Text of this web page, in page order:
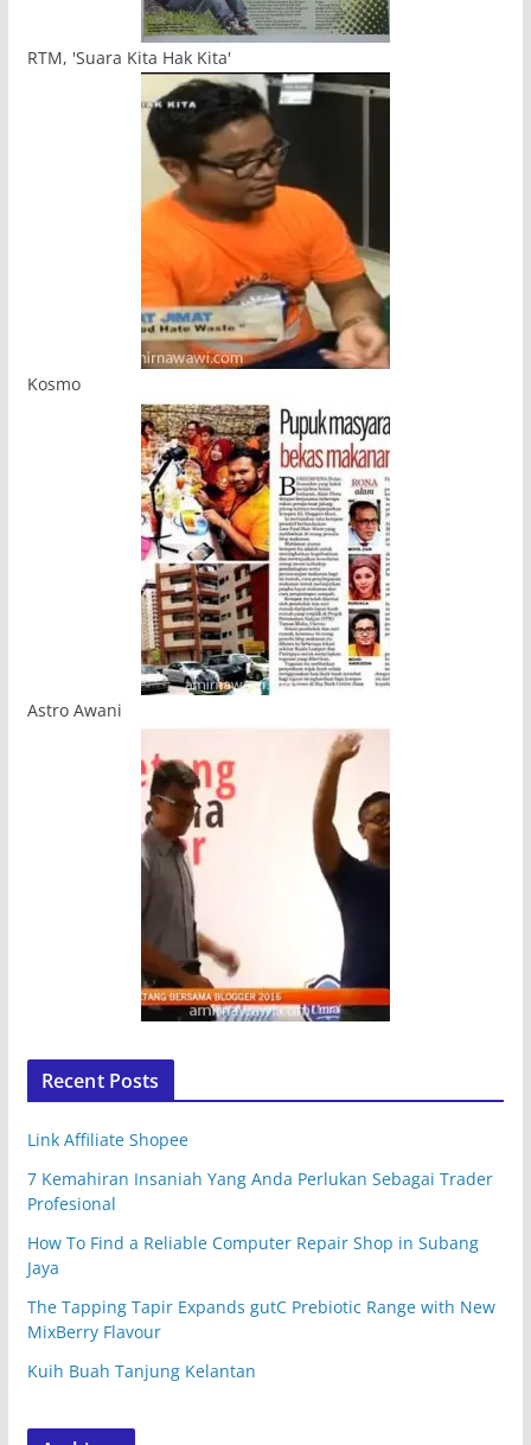
RTM, 'Suara Kita Hak Kita'
Kosmo
Astro Awani
Recent Posts
Link Affiliate Shopee
7 Kemahiran Insaniah Yang Anda Perlukan Sebagai Trader
Profesional
How To Find a Reliable Computer Repair Shop in Subang
Jaya
The Tapping Tapir Expands gutC Prebiotic Range with New
MixBerry Flavour
Kuih Buah Tanjung Kelantan